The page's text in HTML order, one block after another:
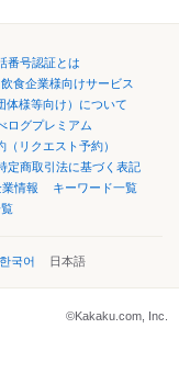
番号認証とは
食企業様向けサービス
体様等向け）について
ログプレミアム
（リクエスト予約）
定商取引法に基づく表記
業情報
キーワード一覧
한국어 日本語
©Kakaku.com, Inc.